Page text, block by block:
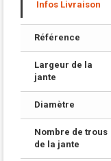
Infos Livraison
Référence
Largeur de la
jante
Diamètre
Nombre de trous
de la jante